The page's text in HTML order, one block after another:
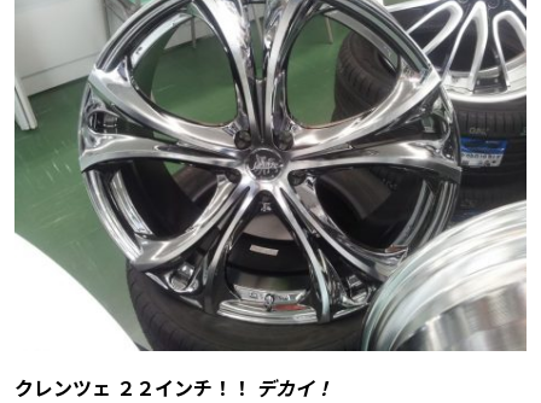
クレンツェ ２２インチ！！ デカイ！